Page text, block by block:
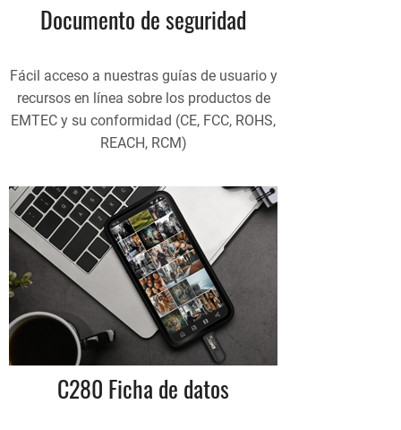
Documento de seguridad
Fácil acceso a nuestras guías de usuario y
recursos en línea sobre los productos de
EMTEC y su conformidad (CE, FCC, ROHS,
REACH, RCM)
C280 Ficha de datos